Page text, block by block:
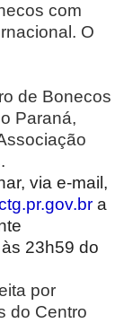
com
O
de Bonecos
Paraná,
via e-mail,
a
23h59 do
por
do Centro